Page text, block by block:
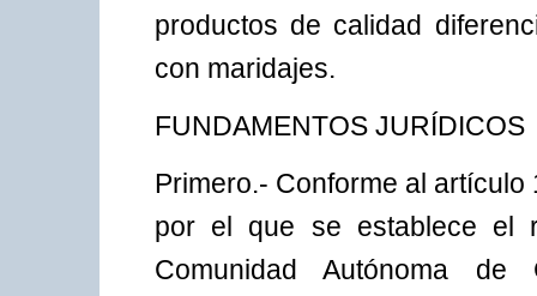
productos de calidad
con maridajes.
FUNDAMENTOS JURÍDICOS
Primero.- Conforme al
por el que se establece el
Comunidad Autónoma